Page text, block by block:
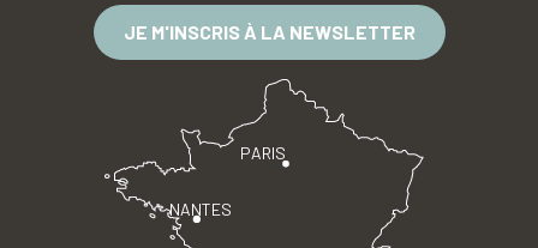
JE M'INSCRIS À LA NEWSLETTER
PARIS
NANTES